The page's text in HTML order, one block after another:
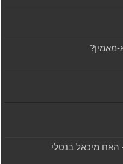
מאמין?